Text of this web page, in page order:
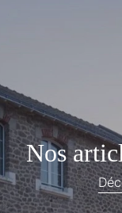
Nos